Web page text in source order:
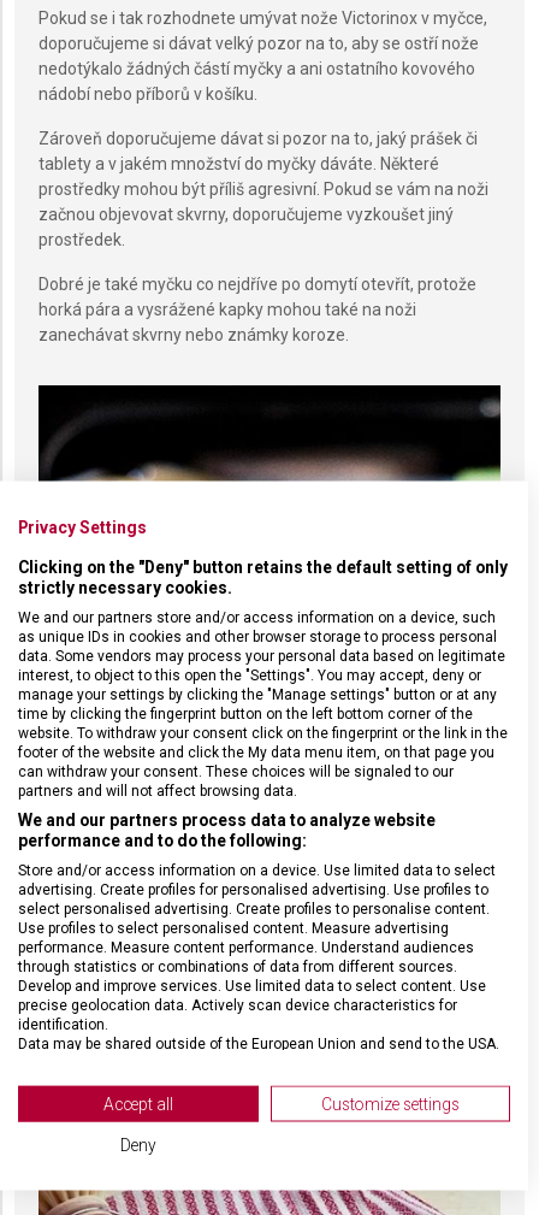
Pokud se i tak rozhodnete umývat nože Victorinox v myčce,
doporučujeme si dávat velký pozor na to, aby se ostří nože
nedotýkalo žádných částí myčky a ani ostatního kovového
nádobí nebo příborů v košíku.
Zároveň doporučujeme dávat si pozor na to, jaký prášek či
tablety a v jakém množství do myčky dáváte. Některé
prostředky mohou být příliš agresivní. Pokud se vám na noži
začnou objevovat skvrny, doporučujeme vyzkoušet jiný
prostředek.
Dobré je také myčku co nejdříve po domytí otevřít, protože
horká pára a vysrážené kapky mohou také na noži
zanechávat skvrny nebo známky koroze.
SUŠENÍ NOŽŮ
Nenechávejte nože jen tak uschnout na vzduchu. Sušením se
na noži mohou začít objevovat skvrny od vodního kamene.
umytí. Stejně jako v případě hadříků a houbiček je dobré si dát
pozor na to, aby utěrka nebyla špinavá od něčeho, co může
povrch nože poškrábat.
Privacy Settings
Clicking on the "Deny" button retains the default setting of only
strictly necessary cookies.
We and our partners store and/or access information on a device, such
as unique IDs in cookies and other browser storage to process personal
data. Some vendors may process your personal data based on legitimate
interest, to object to this open the "Settings". You may accept, deny or
manage your settings by clicking the "Manage settings" button or at any
time by clicking the fingerprint button on the left bottom corner of the
website. To withdraw your consent click on the fingerprint or the link in the
footer of the website and click the My data menu item, on that page you
can withdraw your consent. These choices will be signaled to our
partners and will not affect browsing data.
We and our partners process data to analyze website
performance and to do the following:
Store and/or access information on a device. Use limited data to select
advertising. Create profiles for personalised advertising. Use profiles to
select personalised advertising. Create profiles to personalise content.
Use profiles to select personalised content. Measure advertising
performance. Measure content performance. Understand audiences
through statistics or combinations of data from different sources.
Develop and improve services. Use limited data to select content. Use
precise geolocation data. Actively scan device characteristics for
identification.
Data may be shared outside of the European Union and send to the USA.
View Partner List (2 IAB Vendors)
We use your data for the following purposes:
Store and/or access information on a device
Accept all Customize settings
Deny